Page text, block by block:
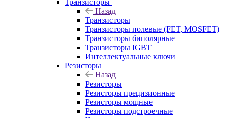
Транзисторы
Назад
Транзисторы
Транзисторы полевые (FET, MOSFET)
Транзисторы биполярные
Транзисторы IGBT
Интеллектуальные ключи
Резисторы
Назад
Резисторы
Резисторы прецизионные
Резисторы мощные
Резисторы подстроечные